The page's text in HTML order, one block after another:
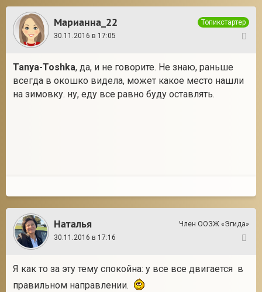
Марианна_22
Топикстартер
30.11.2016 в 17:05
Tanya-Toshka, да, и не говорите. Не знаю, раньше
всегда в окошко видела, может какое место нашли
на зимовку. ну, еду все равно буду оставлять.
Наталья
Член ООЗЖ «Эгида»
30.11.2016 в 17:16
Я как то за эту тему спокойна: у все все двигается в
правильном направлении.